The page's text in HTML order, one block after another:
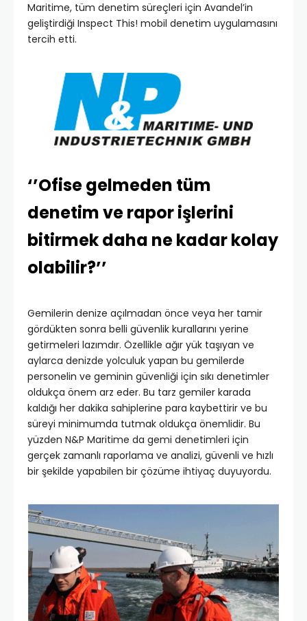
Maritime, tüm denetim süreçleri için Avandel’in
geliştirdiği Inspect This! mobil denetim uygulamasını
tercih etti.
‘’Ofise gelmeden tüm
denetim ve rapor işlerini
bitirmek daha ne kadar kolay
olabilir?’’
Gemilerin denize açılmadan önce veya her tamir
gördükten sonra belli güvenlik kurallarını yerine
getirmeleri lazımdır. Özellikle ağır yük taşıyan ve
aylarca denizde yolculuk yapan bu gemilerde
personelin ve geminin güvenliği için sıkı denetimler
oldukça önem arz eder. Bu tarz gemiler karada
kaldığı her dakika sahiplerine para kaybettirir ve bu
süreyi minimumda tutmak oldukça önemlidir. Bu
yüzden N&P Maritime da gemi denetimleri için
gerçek zamanlı raporlama ve analizi, güvenli ve hızlı
bir şekilde yapabilen bir çözüme ihtiyaç duyuyordu.